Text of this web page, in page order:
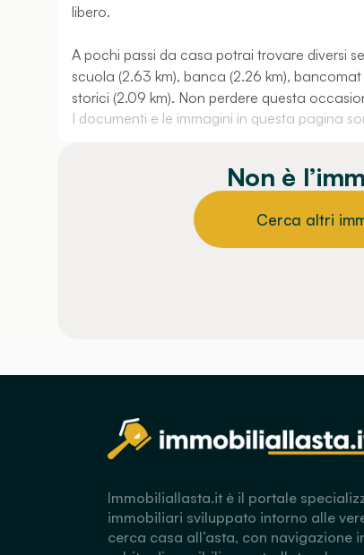
libero.
A pochi passi da casa potrai trovare diversi
scuola (2.63 km), banca (2.26 km),
storici (2.09 km). Non perdere questa
I documenti e le immagini in questa pagina
Non è
Cerca altri
Immobiliallasta.it è il portale
immobiliari sviluppato intorno alle
cerca casa all’asta, con navigazione